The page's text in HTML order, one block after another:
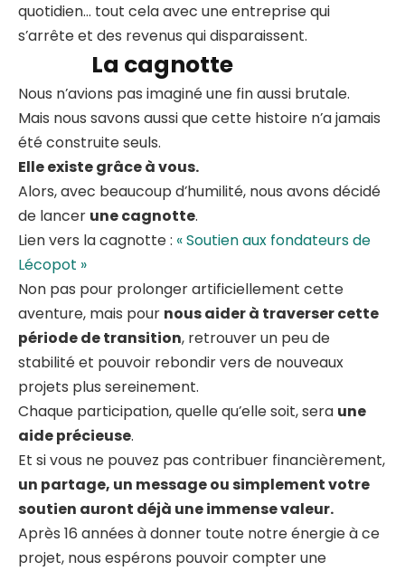
quotidien… tout cela avec une entreprise qui
s’arrête et des revenus qui disparaissent.
La cagnotte
Nous n’avions pas imaginé une fin aussi brutale.
Mais nous savons aussi que cette histoire n’a jamais
été construite seuls.
Elle existe grâce à vous.
Alors, avec beaucoup d’humilité, nous avons décidé
de lancer une cagnotte.
Lien vers la cagnotte : « Soutien aux fondateurs de
Lécopot »
Non pas pour prolonger artificiellement cette
aventure, mais pour nous aider à traverser cette
période de transition, retrouver un peu de
stabilité et pouvoir rebondir vers de nouveaux
projets plus sereinement.
Chaque participation, quelle qu’elle soit, sera une
aide précieuse.
Et si vous ne pouvez pas contribuer financièrement,
un partage, un message ou simplement votre
soutien auront déjà une immense valeur.
Après 16 années à donner toute notre énergie à ce
projet, nous espérons pouvoir compter une